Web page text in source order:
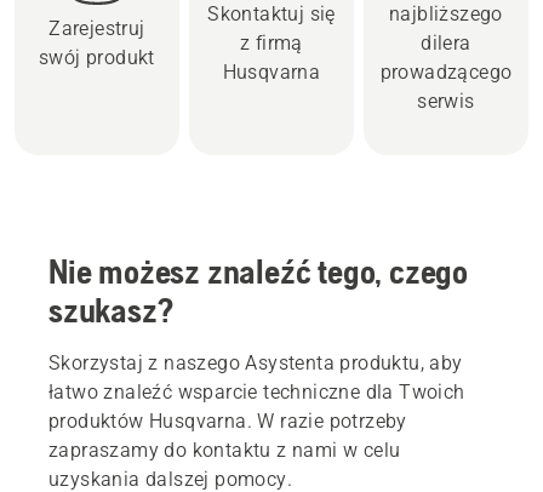
Zarejestruj
swój produkt
Skontaktuj się
z firmą
Husqvarna
najbliższego
dilera
prowadzącego
serwis
Nie możesz znaleźć tego, czego
szukasz?
Skorzystaj z naszego Asystenta produktu, aby
łatwo znaleźć wsparcie techniczne dla Twoich
produktów Husqvarna. W razie potrzeby
zapraszamy do kontaktu z nami w celu
uzyskania dalszej pomocy.